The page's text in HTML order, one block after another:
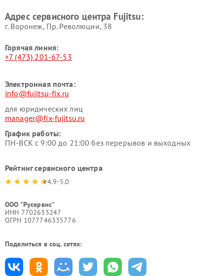
Адрес сервисного центра Fujitsu:
г. Воронеж, Пр. Революции, 38
Горячая линия:
+7 (473) 201-67-53
Электронная почта:
info@fujitsu-fix.ru
для юридических лиц
manager@fix-fujitsu.ru
График работы:
ПН-ВСК с 9:00 до 21:00 без перерывов и выходных
Рейтинг сервисного центра
4.9-5.0
ООО "Русервис"
ИНН 7702633247
ОГРН 1077746335776
Поделиться в соц. сетях: